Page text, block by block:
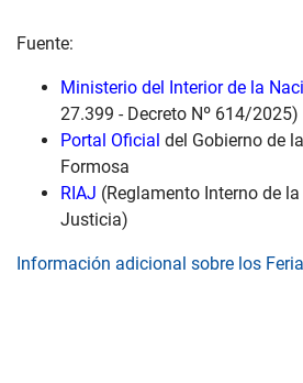
Fuente:
Ministerio del Interior de la
27.399 - Decreto Nº 614/2025)
Portal Oficial del Gobierno de
Formosa
RIAJ (Reglamento Interno de
Justicia)
Información adicional sobre los